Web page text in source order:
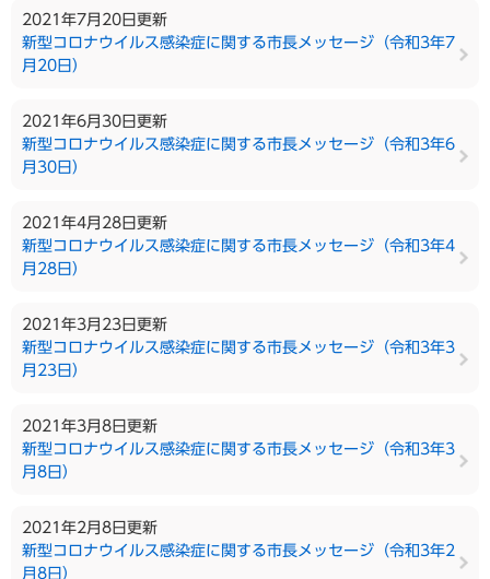
2021年7月20日更新
新型コロナウイルス感染症に関する市長メッセージ（令和3年7
月20日）
2021年6月30日更新
新型コロナウイルス感染症に関する市長メッセージ（令和3年6
月30日）
2021年4月28日更新
新型コロナウイルス感染症に関する市長メッセージ（令和3年4
月28日）
2021年3月23日更新
新型コロナウイルス感染症に関する市長メッセージ（令和3年3
月23日）
2021年3月8日更新
新型コロナウイルス感染症に関する市長メッセージ（令和3年3
月8日）
2021年2月8日更新
新型コロナウイルス感染症に関する市長メッセージ（令和3年2
月8日）